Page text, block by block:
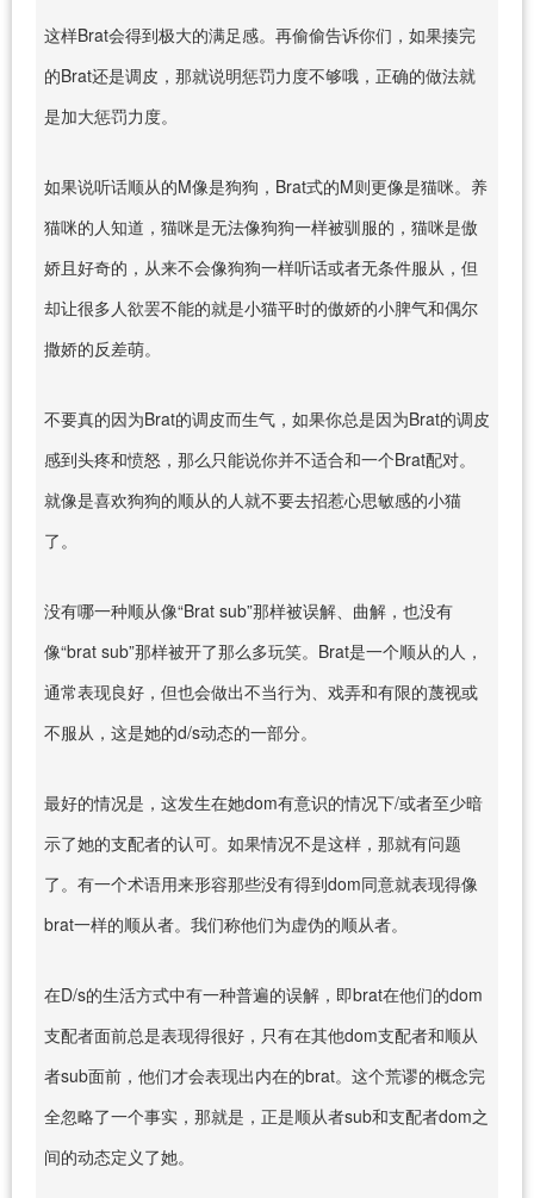
这样Brat会得到极大的满足感。再偷偷告诉你们，如果揍完
的Brat还是调皮，那就说明惩罚力度不够哦，正确的做法就
是加大惩罚力度。
如果说听话顺从的M像是狗狗，Brat式的M则更像是猫咪。养
猫咪的人知道，猫咪是无法像狗狗一样被驯服的，猫咪是傲
娇且好奇的，从来不会像狗狗一样听话或者无条件服从，但
却让很多人欲罢不能的就是小猫平时的傲娇的小脾气和偶尔
撒娇的反差萌。
不要真的因为Brat的调皮而生气，如果你总是因为Brat的调皮
感到头疼和愤怒，那么只能说你并不适合和一个Brat配对。
就像是喜欢狗狗的顺从的人就不要去招惹心思敏感的小猫
了。
没有哪一种顺从像“Brat sub”那样被误解、曲解，也没有
像“brat sub”那样被开了那么多玩笑。Brat是一个顺从的人，
通常表现良好，但也会做出不当行为、戏弄和有限的蔑视或
不服从，这是她的d/s动态的一部分。
最好的情况是，这发生在她dom有意识的情况下/或者至少暗
示了她的支配者的认可。如果情况不是这样，那就有问题
了。有一个术语用来形容那些没有得到dom同意就表现得像
brat一样的顺从者。我们称他们为虚伪的顺从者。
在D/s的生活方式中有一种普遍的误解，即brat在他们的dom
支配者面前总是表现得很好，只有在其他dom支配者和顺从
者sub面前，他们才会表现出内在的brat。这个荒谬的概念完
全忽略了一个事实，那就是，正是顺从者sub和支配者dom之
间的动态定义了她。